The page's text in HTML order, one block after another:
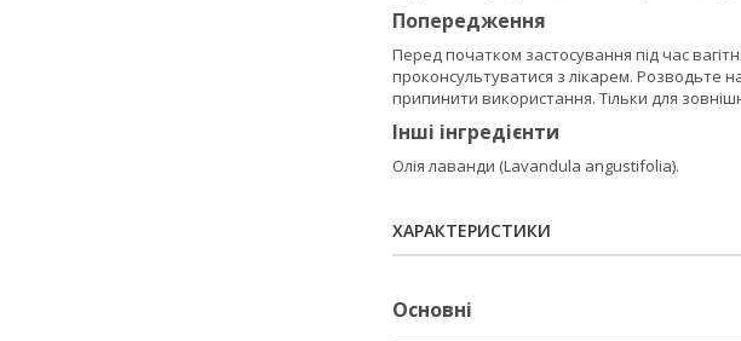
Попередження
Перед початком застосування під час
проконсультуватися з лікарем. Розводьте
припинити використання. Тільки для
Інші інгредієнти
Олія лаванди (Lavandula angustifolia).
ХАРАКТЕРИСТИКИ
Основні